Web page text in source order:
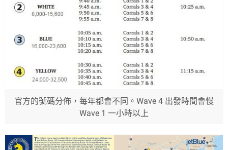
官方的號碼分佈，每年都會不同。Wave 4 出發時間會慢
Wave 1 一小時以上